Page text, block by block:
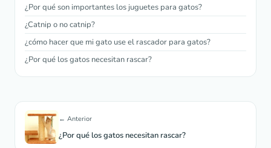
¿Por qué son importantes los juguetes para gatos?
¿Catnip o no catnip?
¿cómo hacer que mi gato use el rascador para gatos?
¿Por qué los gatos necesitan rascar?
← Anterior
¿Por qué los gatos necesitan rascar?